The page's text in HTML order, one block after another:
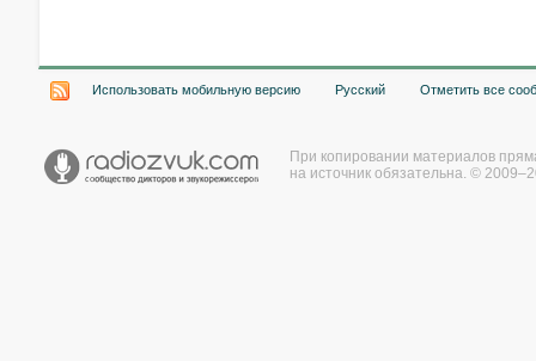
Использовать мобильную версию Русский Отметить все
При копировании материалов
на источник обязательна. ©